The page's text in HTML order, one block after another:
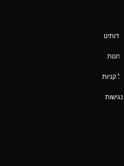
אודותינו
חנות
סל קניות
נגישות